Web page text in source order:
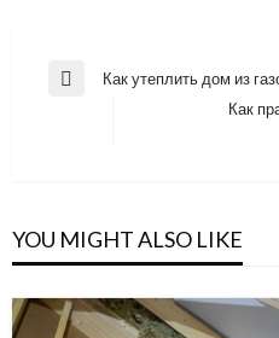
Навигация
Previous
Как утеплить дом из
Как
YOU MIGHT ALSO LIKE